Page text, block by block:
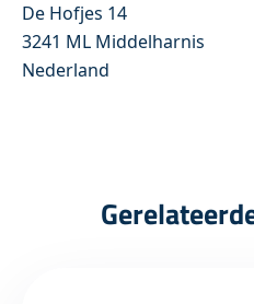
De Hofjes 14
3241 ML Middelharnis
Nederland